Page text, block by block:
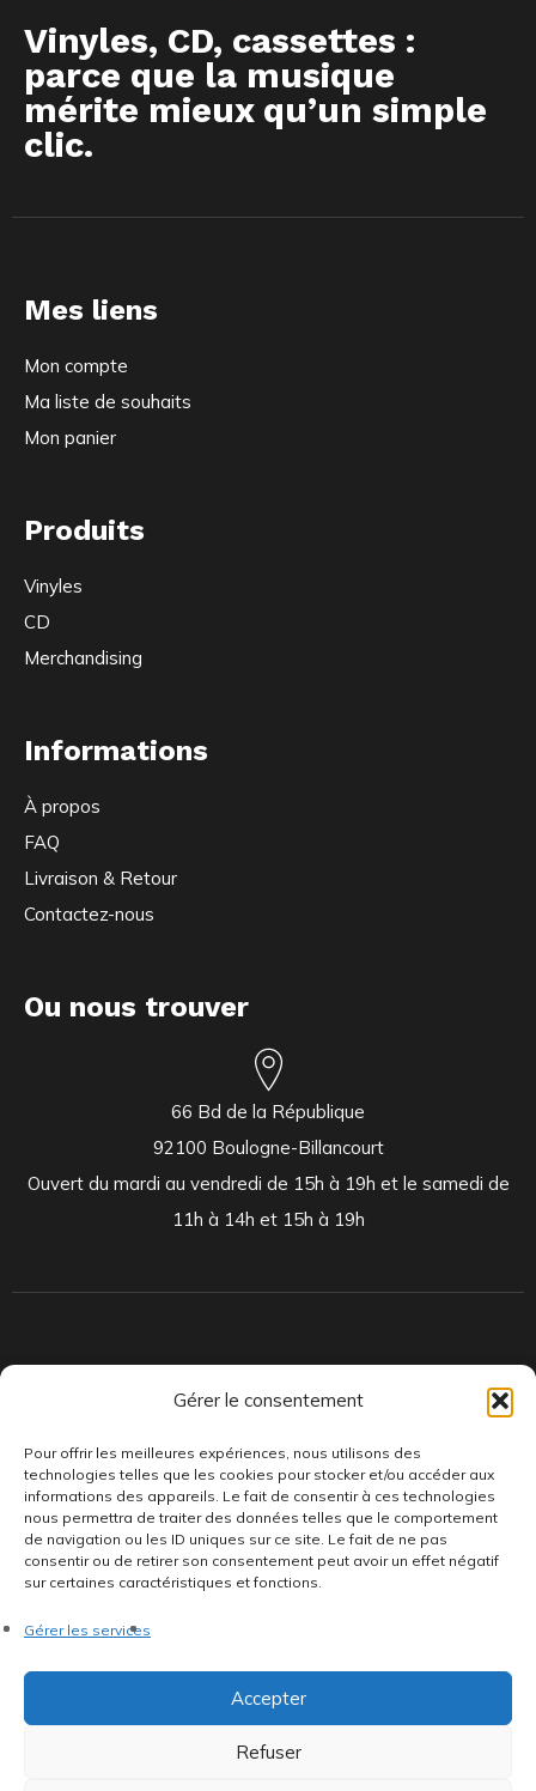
Gérer le consentement
Pour offrir les meilleures expériences, nous utilisons des
technologies telles que les cookies pour stocker et/ou accéder aux
informations des appareils. Le fait de consentir à ces technologies
nous permettra de traiter des données telles que le comportement
de navigation ou les ID uniques sur ce site. Le fait de ne pas
consentir ou de retirer son consentement peut avoir un effet négatif
sur certaines caractéristiques et fonctions.
Gérer les services
Accepter
Refuser
Vinyles, CD, cassettes :
parce que la musique
mérite mieux qu’un simple
clic.
Mes liens
Mon compte
Ma liste de souhaits
Mon panier
Produits
Vinyles
CD
Merchandising
Informations
À propos
FAQ
Livraison & Retour
Contactez-nous
Ou nous trouver
66 Bd de la République
92100 Boulogne-Billancourt
Ouvert du mardi au vendredi de 15h à 19h et le samedi de
11h à 14h et 15h à 19h
toujours des pépites musicales, dont des vinyles rares et exclusifs.
confidentialité
Politique de cookies•Termes & Condition•Mentions légales